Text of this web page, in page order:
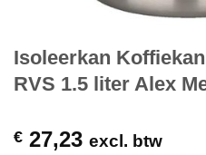
Isoleerkan
RVS 1.5 liter Alex
€ 27,23 excl. btw